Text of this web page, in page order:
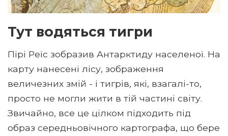
Тут водяться тигри
Пірі Реїс зобразив Антарктиду населеної. На
карту нанесені лісу, зображення
величезних змій - і тигрів, які, взагалі-то,
просто не могли жити в тій частині світу.
Звичайно, все це цілком підходить під
образ середньовічного картографа, що бере